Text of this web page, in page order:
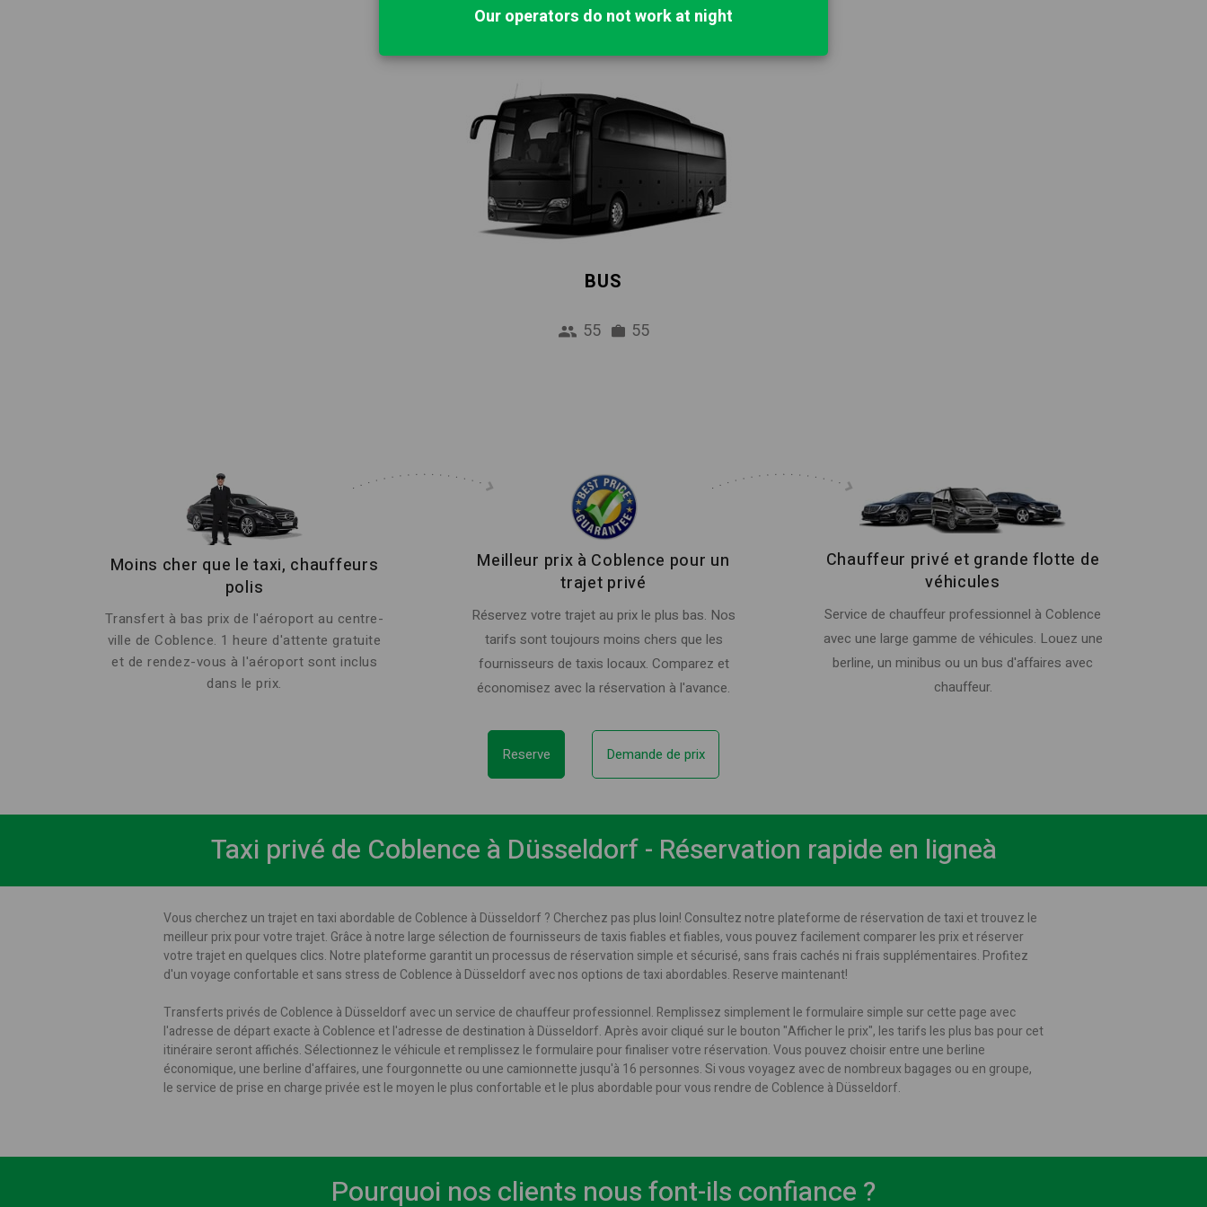
BUS
55 55
Moins cher que le taxi, chauffeurs
polis
Transfert à bas prix de l'aéroport au centre-
ville de Coblence. 1 heure d'attente gratuite
et de rendez-vous à l'aéroport sont inclus
dans le prix.
Meilleur prix à Coblence pour un
trajet privé
Réservez votre trajet au prix le plus bas. Nos
tarifs sont toujours moins chers que les
fournisseurs de taxis locaux. Comparez et
économisez avec la réservation à l'avance.
Chauffeur privé et grande flotte de
véhicules
Service de chauffeur professionnel à Coblence
avec une large gamme de véhicules. Louez une
berline, un minibus ou un bus d'affaires avec
chauffeur.
Reserve Demande de prix
Taxi privé de Coblence à Düsseldorf - Réservation rapide en ligneà
Vous cherchez un trajet en taxi abordable de Coblence à Düsseldorf ? Cherchez pas plus loin! Consultez notre plateforme de réservation de taxi et trouvez le
meilleur prix pour votre trajet. Grâce à notre large sélection de fournisseurs de taxis fiables et fiables, vous pouvez facilement comparer les prix et réserver
votre trajet en quelques clics. Notre plateforme garantit un processus de réservation simple et sécurisé, sans frais cachés ni frais supplémentaires. Profitez
d'un voyage confortable et sans stress de Coblence à Düsseldorf avec nos options de taxi abordables. Reserve maintenant!
Transferts privés de Coblence à Düsseldorf avec un service de chauffeur professionnel. Remplissez simplement le formulaire simple sur cette page avec
l'adresse de départ exacte à Coblence et l'adresse de destination à Düsseldorf. Après avoir cliqué sur le bouton "Afficher le prix", les tarifs les plus bas pour cet
itinéraire seront affichés. Sélectionnez le véhicule et remplissez le formulaire pour finaliser votre réservation. Vous pouvez choisir entre une berline
économique, une berline d'affaires, une fourgonnette ou une camionnette jusqu'à 16 personnes. Si vous voyagez avec de nombreux bagages ou en groupe,
le service de prise en charge privée est le moyen le plus confortable et le plus abordable pour vous rendre de Coblence à Düsseldorf.
Pourquoi nos clients nous font-ils confiance ?
Our operators do not work at night